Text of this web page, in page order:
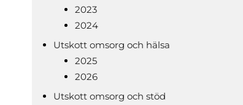
2023
2024
Utskott omsorg och hälsa
2025
2026
Utskott omsorg och stöd